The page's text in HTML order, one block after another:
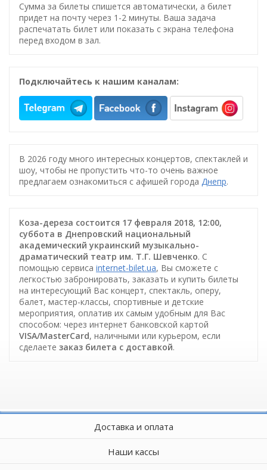
Сумма за билеты спишется автоматически, а билет
придет на почту через 1-2 минуты. Ваша задача
распечатать билет или показать с экрана телефона
перед входом в зал.
Подключайтесь к нашим каналам:
В 2026 году много интересных концертов, спектаклей и
шоу, чтобы не пропустить что-то очень важное
предлагаем ознакомиться с афишей города Днепр.
Коза-дереза состоится 17 февраля 2018, 12:00,
суббота в Днепровский национальный
академический украинский музыкально-
драматический театр им. Т.Г. Шевченко. С
помощью сервиса internet-bilet.ua, Вы сможете с
легкостью забронировать, заказать и купить билеты
на интересующий Вас концерт, спектакль, оперу,
балет, мастер-классы, спортивные и детские
мероприятия, оплатив их самым удобным для Вас
способом: через интернет банковской картой
VISA/MasterCard, наличными или курьером, если
сделаете заказ билета c доставкой.
Доставка и оплата
Наши кассы